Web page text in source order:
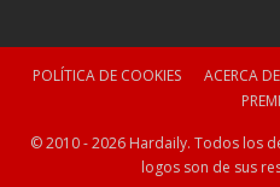
POLÍTICA DE COOKIES ACERCA DE
© 2010 - 2026 Hardaily. Todos los
logos son de sus